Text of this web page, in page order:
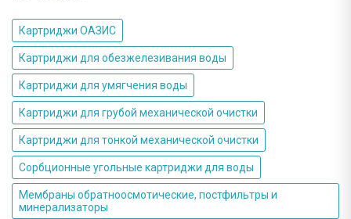
Картриджи ОАЗИС
Картриджи для обезжелезивания воды
Картриджи для умягчения воды
Картриджи для грубой механической очистки
Картриджи для тонкой механической очистки
Сорбционные угольные картриджи для воды
Мембраны обратноосмотические, постфильтры и
минерализаторы